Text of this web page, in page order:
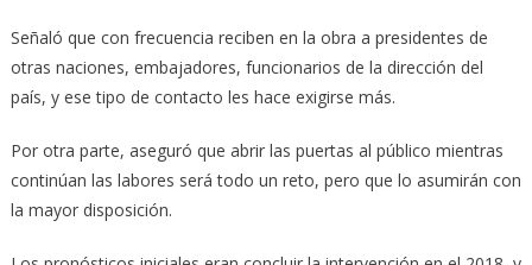
Señaló que con frecuencia reciben en la obra a presidentes de
otras naciones, embajadores, funcionarios de la dirección del
país, y ese tipo de contacto les hace exigirse más.
Por otra parte, aseguró que abrir las puertas al público mientras
continúan las labores será todo un reto, pero que lo asumirán con
la mayor disposición.